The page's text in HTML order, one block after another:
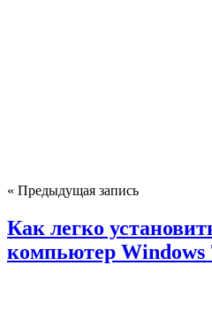
« Предыдущая запись
Как легко
компьютер Windows